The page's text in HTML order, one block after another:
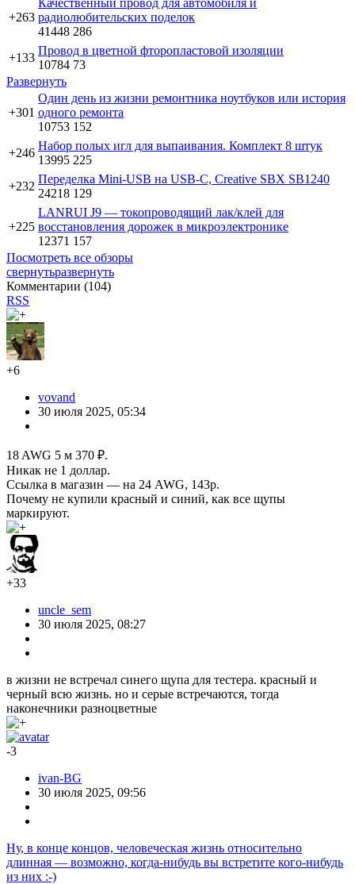
+263 радиолюбительских поделок
41448 286
+133
Провод в цветной фторопластовой изоляции
10784 73
Развернуть
+301
Один день из жизни ремонтника ноутбуков или история
одного ремонта
10753 152
+246
Набор полых игл для выпаивания. Комплект 8 штук
13995 225
+232
Переделка Mini-USB на USB-С, Creative SBX SB1240
24218 129
+225
LANRUI J9 — токопроводящий лак/клей для
восстановления дорожек в микроэлектронике
12371 157
Посмотреть все обзоры
свернутьразвернуть
Комментарии (104)
RSS
+6
vovand
30 июля 2025, 05:34
18 AWG 5 м 370 ₽.
Никак не 1 доллар.
Ссылка в магазин — на 24 AWG, 143р.
Почему не купили красный и синий, как все щупы
маркируют.
+33
uncle_sem
30 июля 2025, 08:27
в жизни не встречал синего щупа для тестера. красный и
черный всю жизнь. но и серые встречаются, тогда
наконечники разноцветные
-3
ivan-BG
30 июля 2025, 09:56
Ну, в конце концов, человеческая жизнь относительно
длинная — возможно, когда-нибудь вы встретите кого-нибудь
из них :-)